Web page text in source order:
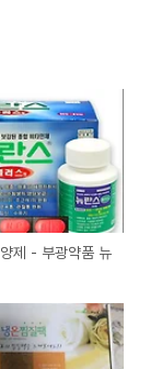
제 - 부광약품 뉴